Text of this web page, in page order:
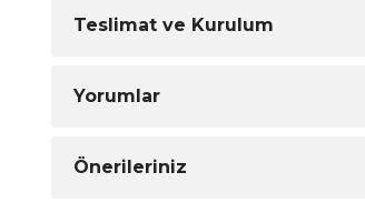
Teslimat ve Kurulum
Yorumlar
Önerileriniz